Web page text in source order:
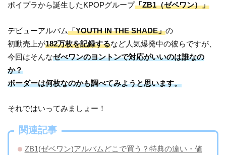
ボイプラから誕生したKPOPグループ「ZB1（ゼベワン）」
デビューアルバム「YOUTH IN THE SHADE」の
初動売上が182万枚を記録するなど人気爆発中の彼らですが、
今回はそんなゼべワンのヨントンで対応がいいのは誰なの
か？
ボーダーは何枚なのかも調べてみようと思います。
それではいってみましょー！
関連記事
ZB1(ゼベワン)アルバムどこで買う？特典の違い・値